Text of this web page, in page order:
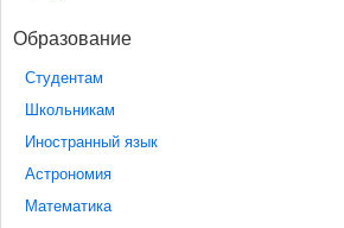
Образование
Студентам
Школьникам
Иностранный язык
Астрономия
Математика